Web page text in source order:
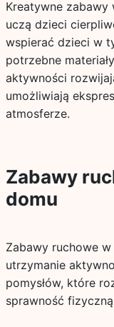
Kreatywne
uczą dzieci
wspierać dzieci w
potrzebne
aktywności
umożliwiają
atmosferze.
Zabawy
domu
Zabawy ruchowe
utrzymanie
pomysłów, które
sprawność